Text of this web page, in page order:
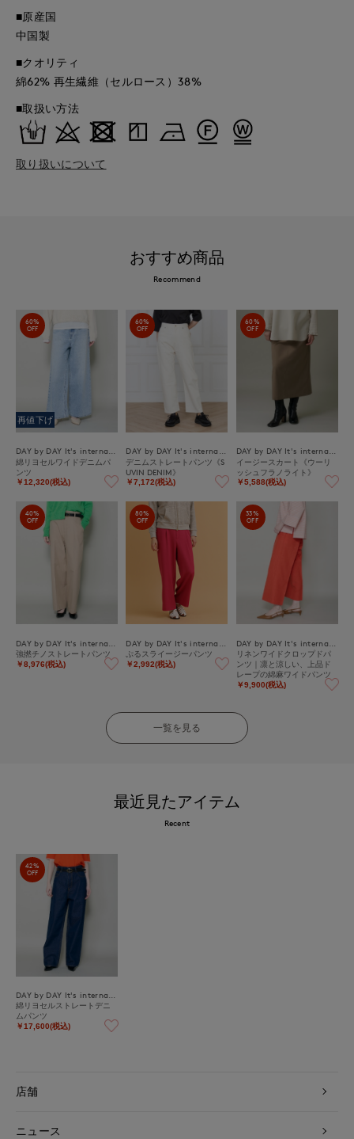
■原産国
中国製
■クオリティ
綿62% 再生繊維（セルロース）38%
■取扱い方法
取り扱いについて
おすすめ商品
Recommend
60%
OFF
再値下げ
綿リヨセルワイドデニムパ
ンツ
￥12,320(税込)
60%
OFF
デニムストレートパンツ《S
UVIN DENIM》
￥7,172(税込)
60%
OFF
イージースカート《ウーリ
ッシュフラノライト》
￥5,588(税込)
40%
OFF
強撚チノストレートパンツ
￥8,976(税込)
80%
OFF
ぷるスライージーパンツ
￥2,992(税込)
33%
OFF
リネンワイドクロップドパ
ンツ｜凛と涼しい、上品ド
レープの綿麻ワイドパンツ
￥9,900(税込)
一覧を見る
最近見たアイテム
Recent
42%
OFF
綿リヨセルストレートデニ
ムパンツ
￥17,600(税込)
店舗
ニュース